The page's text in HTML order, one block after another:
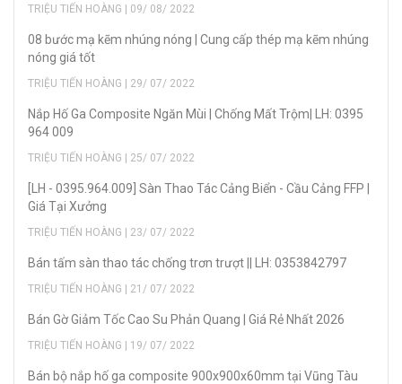
TRIỆU TIẾN HOÀNG | 09/ 08/ 2022
08 bước mạ kẽm nhúng nóng | Cung cấp thép mạ kẽm nhúng
nóng giá tốt
TRIỆU TIẾN HOÀNG | 29/ 07/ 2022
Nắp Hố Ga Composite Ngăn Mùi | Chống Mất Trộm| LH: 0395
964 009
TRIỆU TIẾN HOÀNG | 25/ 07/ 2022
[LH - 0395.964.009] Sàn Thao Tác Cảng Biển - Cầu Cảng FFP |
Giá Tại Xưởng
TRIỆU TIẾN HOÀNG | 23/ 07/ 2022
Bán tấm sàn thao tác chống trơn trượt || LH: 0353842797
TRIỆU TIẾN HOÀNG | 21/ 07/ 2022
Bán Gờ Giảm Tốc Cao Su Phản Quang | Giá Rẻ Nhất 2026
TRIỆU TIẾN HOÀNG | 19/ 07/ 2022
Bán bộ nắp hố ga composite 900x900x60mm tại Vũng Tàu